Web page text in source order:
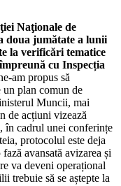
Naţionale de
doua jumătate a lunii
la verificări tematice
cu Inspecția
am propus să
plan comun de
Muncii, mai
de acțiuni vizează
în cadrul unei conferințe
protocolul este deja
avansată avizarea și
va deveni operațional
trebuie să se aștepte la